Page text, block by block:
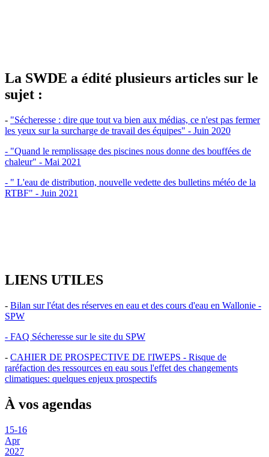
La SWDE a édité plusieurs articles sur le
sujet :
- "Sécheresse : dire que tout va bien aux médias, ce n'est pas fermer
les yeux sur la surcharge de travail des équipes" - Juin 2020
- "Quand le remplissage des piscines nous donne des bouffées de
chaleur" - Mai 2021
- " L'eau de distribution, nouvelle vedette des bulletins météo de la
RTBF" - Juin 2021
LIENS UTILES
- Bilan sur l'état des réserves en eau et des cours d'eau en Wallonie -
SPW
- FAQ Sécheresse sur le site du SPW
- CAHIER DE PROSPECTIVE DE l'IWEPS - Risque de
raréfaction des ressources en eau sous l'effet des changements
climatiques: quelques enjeux prospectifs
À vos agendas
15-16
Apr
2027